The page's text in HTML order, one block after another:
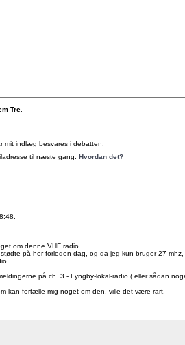
Tre
mit indlæg besvares i debatten.
til næste gang. Hvordan det?
om denne VHF radio.
på her forleden dag, og da jeg kun bruger 27
på ch. 3 - Lyngby-lokal-radio ( eller sådan
kan fortælle mig noget om den, ville det være rart.